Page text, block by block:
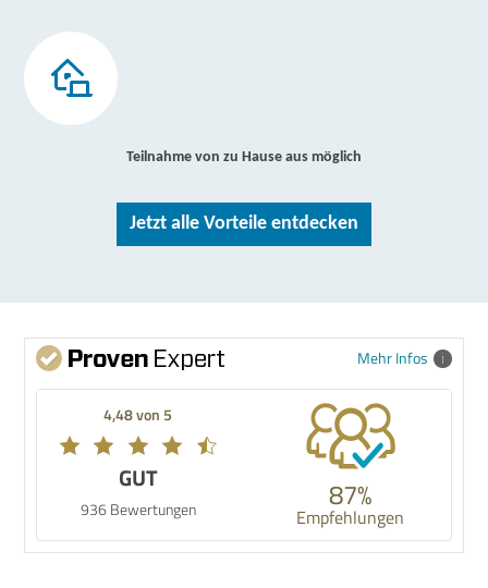
Teilnahme von zu Hause aus möglich
Jetzt alle Vorteile entdecken
Mehr Infos
4,48 von 5
GUT
936 Bewertungen 87%
Empfehlungen